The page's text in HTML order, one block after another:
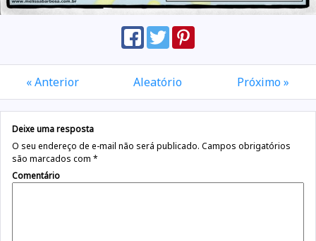
« Anterior Aleatório Próximo »
Deixe uma resposta
O seu endereço de e-mail não será publicado. Campos obrigatórios
são marcados com *
Comentário